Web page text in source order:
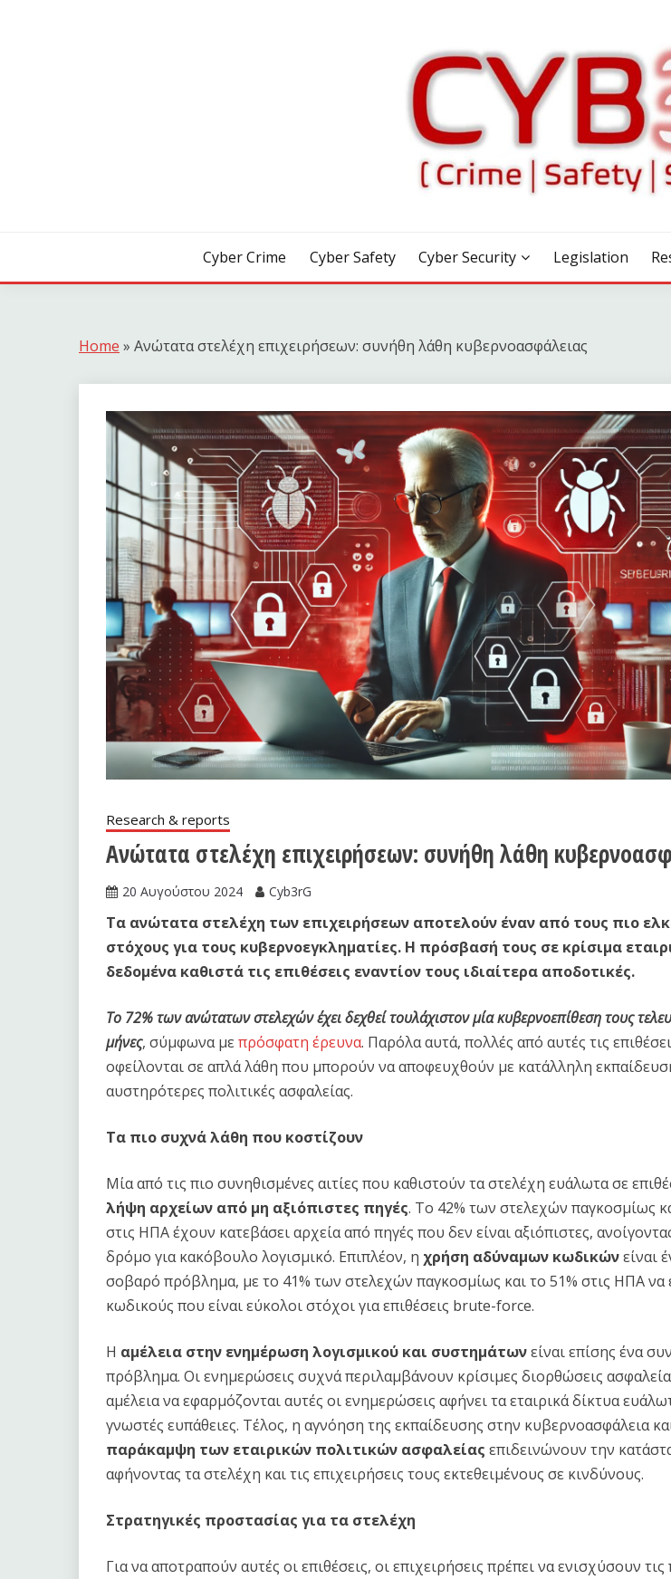
Cyber Crime Cyber Safety Cyber Security Legislation
Home » Ανώτατα στελέχη επιχειρήσεων: συνήθη λάθη κυβερνοασφάλειας
Research & reports
Ανώτατα στελέχη επιχειρήσεων: συνήθη λάθη
20 Αυγούστου 2024 Cyb3rG
Τα ανώτατα στελέχη των επιχειρήσεων αποτελούν έναν από τους πιο
στόχους για τους κυβερνοεγκληματίες. Η πρόσβασή τους σε κρίσιμα
δεδομένα καθιστά τις επιθέσεις εναντίον τους ιδιαίτερα αποδοτικές.
Το 72% των ανώτατων στελεχών έχει δεχθεί τουλάχιστον μία κυβερνοεπίθεση τους
μήνες, σύμφωνα μεπρόσφατη έρευνα. Παρόλα αυτά, πολλές από αυτές τις
οφείλονται σε απλά λάθη που μπορούν να αποφευχθούν με κατάλληλη
αυστηρότερες πολιτικές ασφαλείας.
Τα πιο συχνά λάθη που κοστίζουν
Μία από τις πιο συνηθισμένες αιτίες που καθιστούν τα στελέχη ευάλωτα σε
λήψη αρχείων από μη αξιόπιστες πηγές. Το 42% των στελεχών παγκοσμίως
στις ΗΠΑ έχουν κατεβάσει αρχεία από πηγές που δεν είναι αξιόπιστες,
δρόμο για κακόβουλο λογισμικό. Επιπλέον, η χρήση αδύναμων κωδικώνείναι
σοβαρό πρόβλημα, με το 41% των στελεχών παγκοσμίως και το 51% στις ΗΠΑ να
κωδικούς που είναι εύκολοι στόχοι για επιθέσεις brute-force.
Η αμέλεια στην ενημέρωση λογισμικού και συστημάτωνείναι επίσης ένα
πρόβλημα. Οι ενημερώσεις συχνά περιλαμβάνουν κρίσιμες διορθώσεις
αμέλεια να εφαρμόζονται αυτές οι ενημερώσεις αφήνει τα εταιρικά δίκτυα
γνωστές ευπάθειες. Τέλος, η αγνόηση της εκπαίδευσης στην κυβερνοασφάλεια
παράκαμψη των εταιρικών πολιτικών ασφαλείας επιδεινώνουν την
αφήνοντας τα στελέχη και τις επιχειρήσεις τους εκτεθειμένους σε κινδύνους.
Στρατηγικές προστασίας για τα στελέχη
Για να αποτραπούν αυτές οι επιθέσεις, οι επιχειρήσεις πρέπει να ενισχύσουν τις